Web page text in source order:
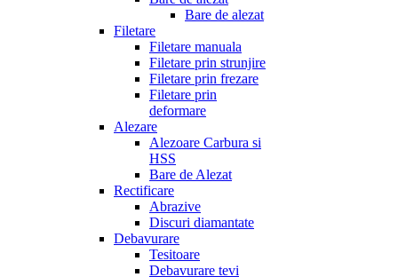
Bare de alezat
Filetare
Filetare manuala
Filetare prin strunjire
Filetare prin frezare
Filetare prin
deformare
Alezare
Alezoare Carbura si
HSS
Bare de Alezat
Rectificare
Abrazive
Discuri diamantate
Debavurare
Tesitoare
Debavurare tevi